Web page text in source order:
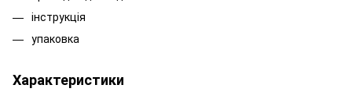
інструкція
упаковка
Характеристики